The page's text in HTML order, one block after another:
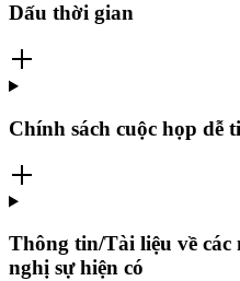
Dấu thời gian
Chính sách cuộc họp dễ
Thông tin/Tài liệu về
nghị sự hiện có